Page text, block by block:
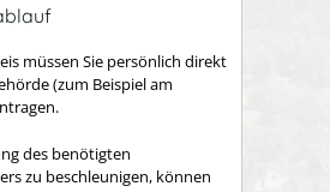
müssen Sie persönlich direkt
(zum Beispiel am
des benötigten
zu beschleunigen, können